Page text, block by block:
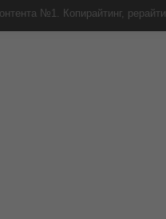
№1. Копирайтинг,